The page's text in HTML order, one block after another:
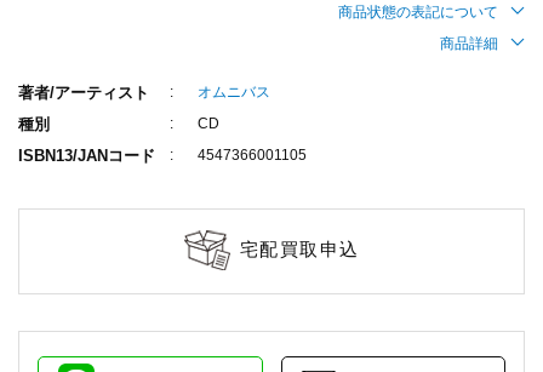
商品状態の表記について
商品詳細
著者/アーティスト オムニバス
種別 CD
ISBN13/JANコード 4547366001105
宅配買取申込